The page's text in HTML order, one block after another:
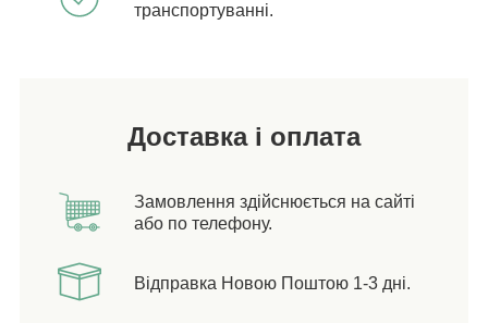
транспортуванні.
Доставка і оплата
Замовлення здійснюється на сайті
або по телефону.
Відправка Новою Поштою 1-3 дні.